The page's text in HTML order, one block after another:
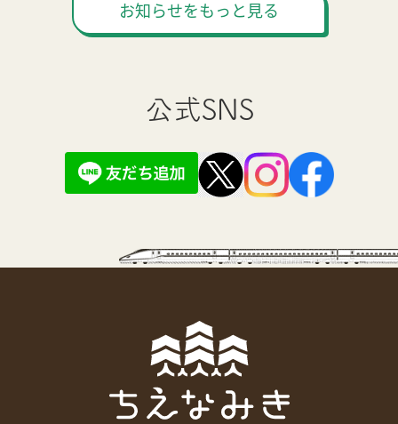
お知らせをもっと見る
公式SNS